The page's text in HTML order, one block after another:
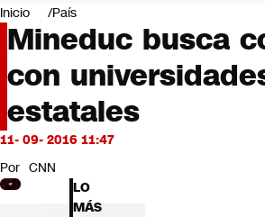
Negocios
Deportes
Programas completos
Cultura
Servicios
Bits
CNN tiempo
Futuro 360
Opinión
Inicio País
Mineduc busca
con
estatales
11- 09- 2016 11:47
Por CNN
LO
MÁS